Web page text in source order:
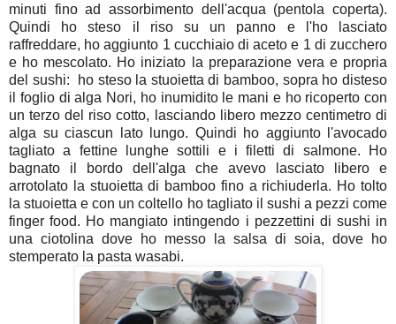
minuti fino ad assorbimento dell'acqua (pentola coperta).
Quindi ho steso il riso su un panno e l'ho lasciato
raffreddare, ho aggiunto 1 cucchiaio di aceto e 1 di zucchero
e ho mescolato. Ho iniziato la preparazione vera e propria
del sushi: ho steso la stuoietta di bamboo, sopra ho disteso
il foglio di alga Nori, ho inumidito le mani e ho ricoperto con
un terzo del riso cotto, lasciando libero mezzo centimetro di
alga su ciascun lato lungo. Quindi ho aggiunto l'avocado
tagliato a fettine lunghe sottili e i filetti di salmone. Ho
bagnato il bordo dell'alga che avevo lasciato libero e
arrotolato la stuoietta di bamboo fino a richiuderla. Ho tolto
la stuoietta e con un coltello ho tagliato il sushi a pezzi come
finger food. Ho mangiato intingendo i pezzettini di sushi in
una ciotolina dove ho messo la salsa di soia, dove ho
stemperato la pasta wasabi.